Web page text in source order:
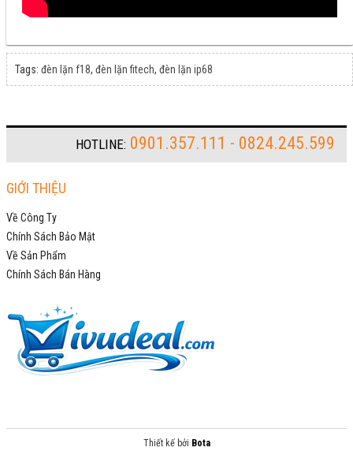
Tags: đèn lặn f18, đèn lặn fitech, đèn lặn ip68
HOTLINE: 0901.357.111 - 0824.245.599
GIỚI THIỆU
Về Công Ty
Chính Sách Bảo Mật
Về Sản Phẩm
Chính Sách Bán Hàng
Thiết kế bởi Bota